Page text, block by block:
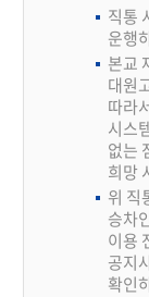
직통
운행
본교
대원
따라
시스
없는
희망
위 직
승차
이용
공지
확인